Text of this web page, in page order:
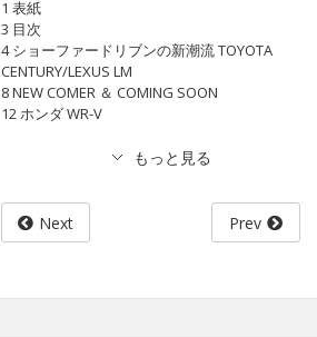
1 表紙
3 目次
4 ショーファードリブンの新潮流 TOYOTA
CENTURY/LEXUS LM
8 NEW COMER ＆ COMING SOON
12 ホンダ WR-V
Next Prev